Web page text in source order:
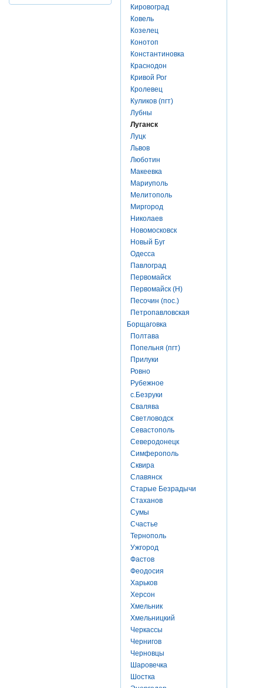
Кировоград
Ковель
Козелец
Конотоп
Константиновка
Краснодон
Кривой Рог
Кролевец
Куликов (пгт)
Лубны
Луганск
Луцк
Львов
Люботин
Макеевка
Мариуполь
Мелитополь
Миргород
Николаев
Новомосковск
Новый Буг
Одесса
Павлоград
Первомайск
Первомайск (Н)
Песочин (пос.)
Петропавловская
Борщаговка
Полтава
Попельня (пгт)
Прилуки
Ровно
Рубежное
с.Безруки
Свалява
Светловодск
Севастополь
Северодонецк
Симферополь
Сквира
Славянск
Старые Безрадычи
Стаханов
Сумы
Счастье
Тернополь
Ужгород
Фастов
Феодосия
Харьков
Херсон
Хмельник
Хмельницкий
Черкассы
Чернигов
Черновцы
Шаровечка
Шостка